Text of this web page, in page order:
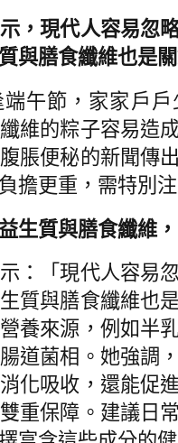
，現代人容易忽
與膳食纖維也是
端午節，家家戶
維的粽子容易造
脹便秘的新聞傳
擔更重，需特別
生質與膳食纖維
：「現代人容易
質與膳食纖維也
養來源，例如半
道菌相。她強調
化吸收，還能促
重保障。建議日